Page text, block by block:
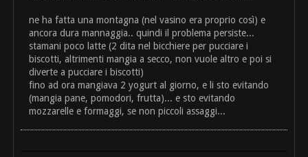
ne ha fatta una montagna (nel vasino era proprio così) e
ancora dura mannaggia.. quindi il problema persiste...
stamani poco latte (2 dita nel bicchiere per pucciare i
biscotti, altrimenti mangia a secco, non vuole altro e poi si
diverte a pucciare i biscotti)
fino ad ora mangiava 2 yogurt al giorno, e li sto evitando
(mangia pane, pomodori, frutta)... e sto evitando
mozzarelle e formaggi, se non piccoli assaggi...